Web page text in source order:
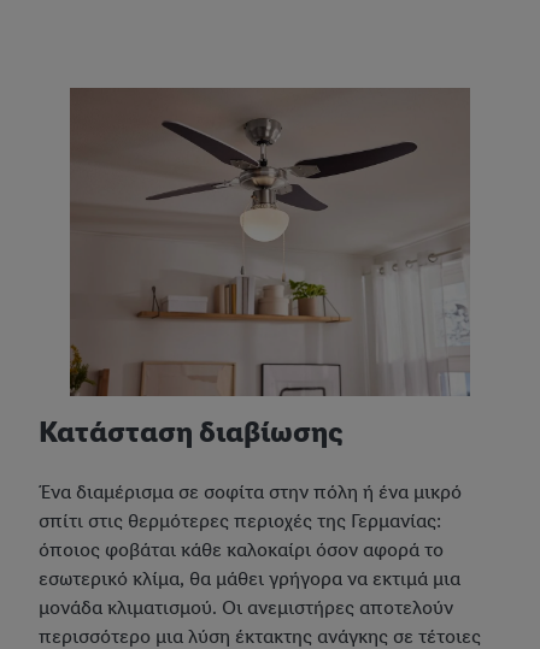
Κατάσταση διαβίωσης
Ένα διαμέρισμα σε σοφίτα στην πόλη ή ένα μικρό
σπίτι στις θερμότερες περιοχές της Γερμανίας:
όποιος φοβάται κάθε καλοκαίρι όσον αφορά το
εσωτερικό κλίμα, θα μάθει γρήγορα να εκτιμά μια
μονάδα κλιματισμού. Οι ανεμιστήρες αποτελούν
περισσότερο μια λύση έκτακτης ανάγκης σε τέτοιες